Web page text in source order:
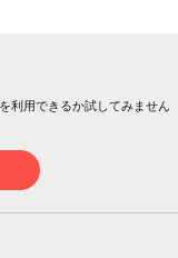
利用できるか試してみません